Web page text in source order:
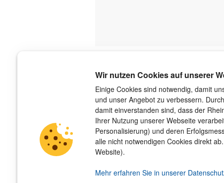
Wir nutzen Cookies auf unserer
Einige Cookies sind notwendig, damit
und unser Angebot zu verbessern.
damit einverstanden sind, dass der
Ihrer Nutzung unserer Webseite
Personalisierung) und deren
alle nicht notwendigen Cookies direkt
Website).
Mehr erfahren Sie in unserer
Über uns
Der Verlag
Das Team
Unsere Autorinnen und Autoren
Jobs
Barrierefreiheit
Nachhaltigkeit
Hinweis­geber­schutz­gesetz